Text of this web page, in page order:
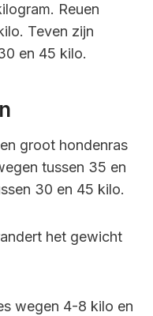
Reuen
Teven zijn
en 45 kilo.
groot hondenras
tussen 35 en
30 en 45 kilo.
het gewicht
wegen 4-8 kilo en